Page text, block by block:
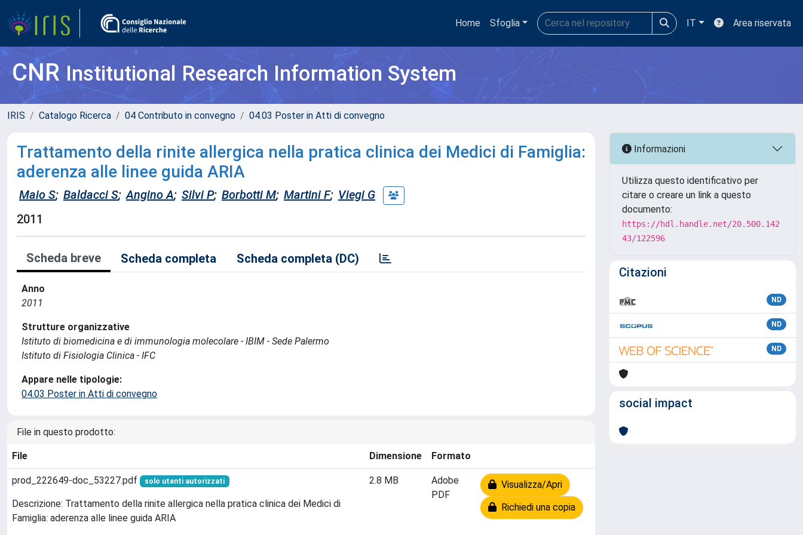
Home Sfoglia IT Area riservata
CNRInstitutional Research Information System
IRIS Catalogo Ricerca 04 Contributo in convegno 04.03 Poster in Atti di convegno
Trattamento della rinite allergica nella pratica clinica dei Medici di Famiglia:
aderenza alle linee guida ARIA
Maio S; Baldacci S; Angino A; Silvi P; Borbotti M; Martini F; Viegi G
2011
Scheda breve Scheda completa Scheda completa (DC)
Anno
2011
Strutture organizzative
Istituto di biomedicina e di immunologia molecolare - IBIM - Sede Palermo
Istituto di Fisiologia Clinica - IFC
Appare nelle tipologie:
04.03 Poster in Atti di convegno
File in questo prodotto:
File Dimensione Formato
prod_222649-doc_53227.pdf solo utenti autorizzati
Descrizione: Trattamento della rinite allergica nella pratica clinica dei Medici di
Famiglia: aderenza alle linee guida ARIA
2.8 MB
Adobe
PDF
Visualizza/Apri
Richiedi una copia
Informazioni
Utilizza questo identificativo per
citare o creare un link a questo
documento:
https://hdl.handle.net/20.500.142
43/122596
Citazioni
ND
ND
ND
social impact